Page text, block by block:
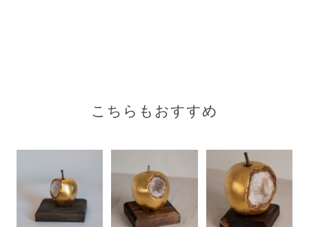
こちらもおすすめ